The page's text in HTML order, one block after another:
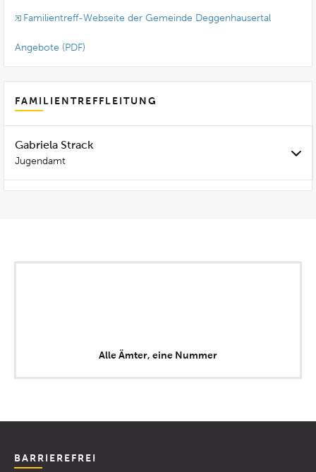
Familientreff-Webseite der Gemeinde Deggenhausertal
Angebote (PDF)
FAMILIENTREFFLEITUNG
Gabriela Strack
Jugendamt
Alle Ämter, eine Nummer
BARRIEREFREI